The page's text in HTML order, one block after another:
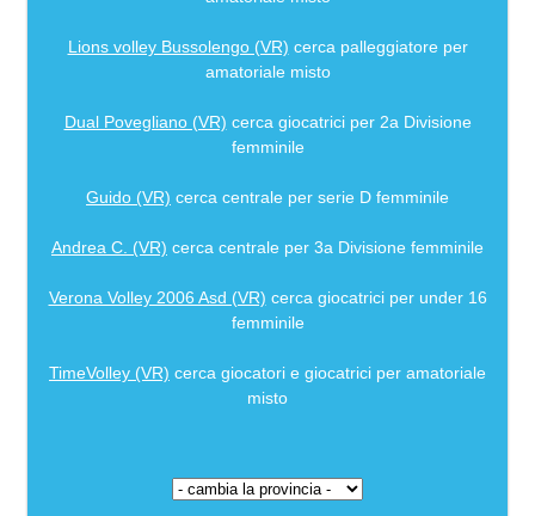
Lions volley Bussolengo (VR) cerca palleggiatore per
amatoriale misto
Dual Povegliano (VR) cerca giocatrici per 2a Divisione
femminile
Guido (VR) cerca centrale per serie D femminile
Andrea C. (VR) cerca centrale per 3a Divisione femminile
Verona Volley 2006 Asd (VR) cerca giocatrici per under 16
femminile
TimeVolley (VR) cerca giocatori e giocatrici per amatoriale
misto